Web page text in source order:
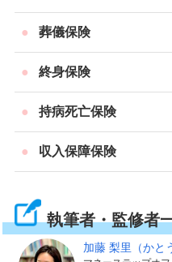
ですから、収入保障保険
での家族の年齢から、子
者が平均寿命になるまで
うにすると合理的です。
そして、収入保障保険か
を、現在の生活費やお給
また、家族の人生では生
もの進学の際には教育費
葬儀保険
終身保険
持病死亡保険
収入保障保険
執筆者・監修者
加藤 梨里 （かと